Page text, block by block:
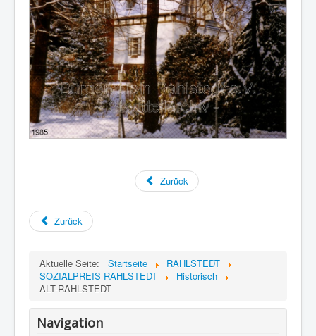
Zurück
Zurück
Aktuelle Seite: Startseite
RAHLSTEDT
SOZIALPREIS RAHLSTEDT
Historisch
ALT-RAHLSTEDT
Navigation